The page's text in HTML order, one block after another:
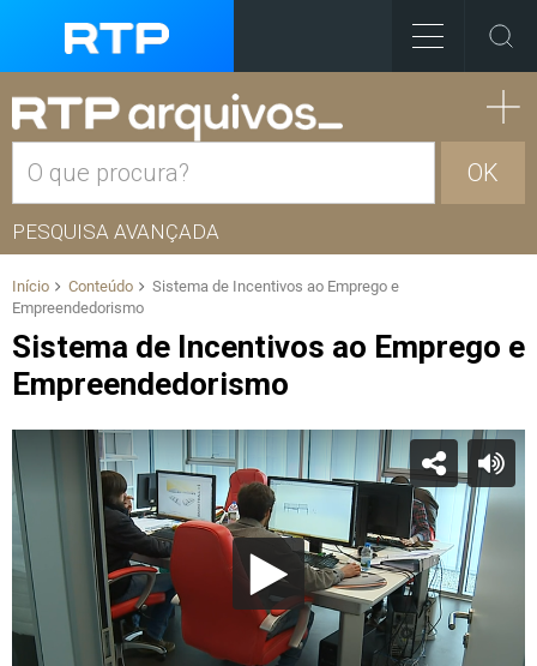
OK
PESQUISA AVANÇADA
Início Conteúdo
Sistema de Incentivos ao Emprego e
Empreendedorismo
Sistema de Incentivos ao Emprego e
Empreendedorismo